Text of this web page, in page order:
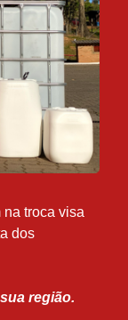
troca visa
dos
região.